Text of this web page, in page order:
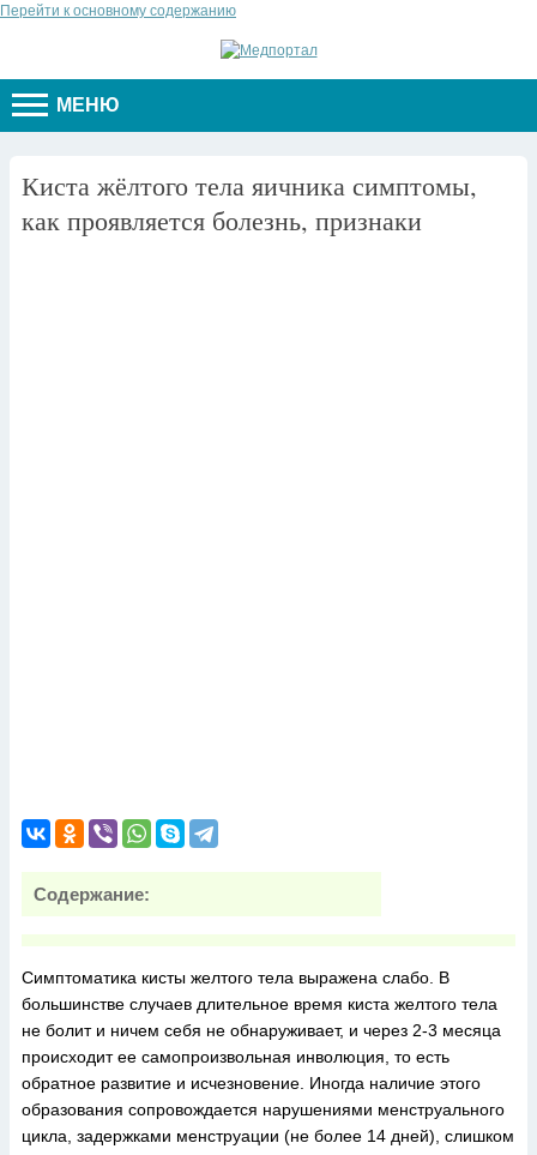
Перейти к основному содержанию
МЕНЮ
Киста жёлтого тела яичника симптомы,
как проявляется болезнь, признаки
Содержание:
Симптоматика кисты желтого тела выражена слабо. В
большинстве случаев длительное время киста желтого тела
не болит и ничем себя не обнаруживает, и через 2-3 месяца
происходит ее самопроизвольная инволюция, то есть
обратное развитие и исчезновение. Иногда наличие этого
образования сопровождается нарушениями менструального
цикла, задержками менструации (не более 14 дней), слишком